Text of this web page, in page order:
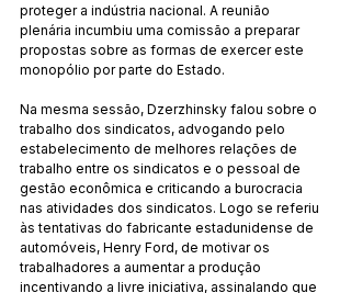
proteger a indústria nacional. A reunião
plenária incumbiu uma comissão a preparar
propostas sobre as formas de exercer este
monopólio por parte do Estado.
Na mesma sessão, Dzerzhinsky falou sobre o
trabalho dos sindicatos, advogando pelo
estabelecimento de melhores relações de
trabalho entre os sindicatos e o pessoal de
gestão econômica e criticando a burocracia
nas atividades dos sindicatos. Logo se referiu
às tentativas do fabricante estadunidense de
automóveis, Henry Ford, de motivar os
trabalhadores a aumentar a produção
incentivando a livre iniciativa, assinalando que